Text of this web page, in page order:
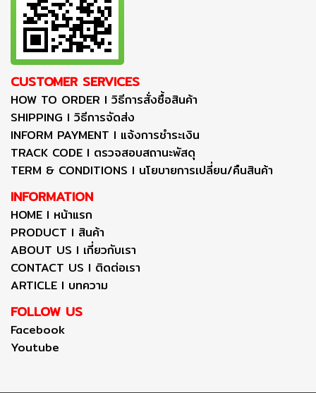
CUSTOMER SERVICES
HOW TO ORDER I วิธีการสั่งซื้อสินค้า
SHIPPING I วิธีการจัดส่ง
INFORM PAYMENT I แจ้งการชำระเงิน
TRACK CODE I ตรวจสอบสถานะพัสดุ
TERM & CONDITIONS I นโยบายการเปลี่ยน/คืนสินค้า
INFORMATION
HOME I หน้าแรก
PRODUCT I สินค้า
ABOUT US I เกี่ยวกับเรา
CONTACT US I ติดต่อเรา
ARTICLE I บทความ
FOLLOW US
Facebook
Youtube